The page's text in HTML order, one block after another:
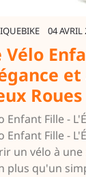
04 AVRIL
Vélo
Roues
Enfant Fille -
Enfant Fille -
un vélo à
plus qu'un